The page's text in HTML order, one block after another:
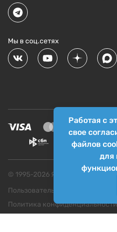
Работая с
свое
файлов
для
Мы в соц.сетях
© 1995-2026 Яркий фотомаркет
Пользовательское соглашение
Политика конфиденциальности